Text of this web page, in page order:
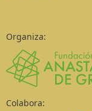
Organiza:
Colabora: